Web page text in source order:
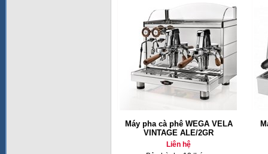
Máy pha cà phê WEGA VELA
VINTAGE ALE/2GR
Liên hệ